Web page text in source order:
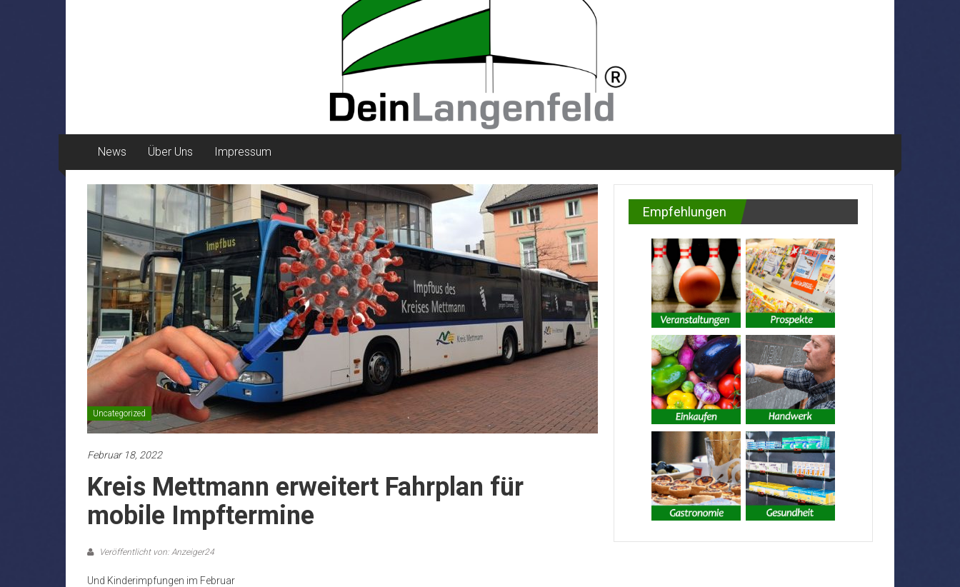
News Über Uns Impressum
Uncategorized
Februar 18, 2022
Kreis Mettmann erweitert Fahrplan für
mobile Impftermine
Veröffentlicht von: Anzeiger24
Und Kinderimpfungen im Februar
Empfehlungen